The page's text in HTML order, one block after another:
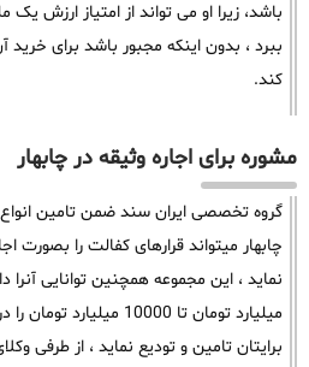
باشد، زیرا او می تواند از امتیاز ارزش
ببرد ، بدون اینکه مجبور باشد برای خرید
کند.
مشوره برای اجاره وثیقه در چابهار
گروه تخصصی ایران سند ضمن تامین
چابهار میتواند قرارهای کفالت را بصورت
میلیارد تومان تا 10000
برایتان تامین و تودیع نماید ، از طرفی